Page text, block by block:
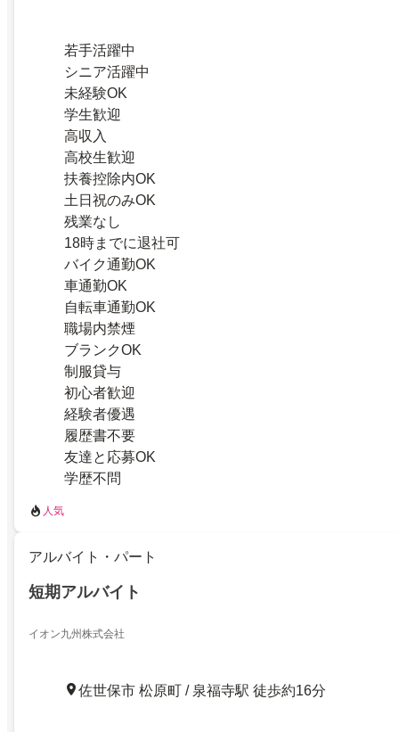
若手活躍中
シニア活躍中
未経験OK
学生歓迎
高収入
高校生歓迎
扶養控除内OK
土日祝のみOK
残業なし
18時までに退社可
バイク通勤OK
車通勤OK
自転車通勤OK
職場内禁煙
ブランクOK
制服貸与
初心者歓迎
経験者優遇
履歴書不要
友達と応募OK
学歴不問
人気
アルバイト・パート
短期アルバイト
イオン九州株式会社
佐世保市 松原町 / 泉福寺駅 徒歩約16分